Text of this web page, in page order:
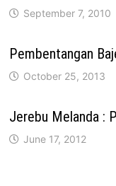
September 7, 2010
Pembentangan
October 25, 2013
Jerebu Melanda :
June 17, 2012